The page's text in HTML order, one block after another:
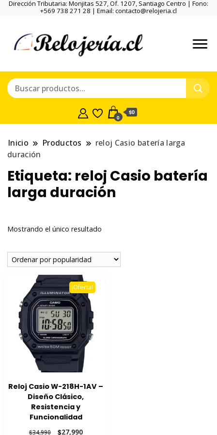
Dirección Tributaria: Monjitas 527, Of. 1207, Santiago Centro | Fono:
+569 738 271 28 | Email: contacto@relojeria.cl
0
$0
Inicio Productos
reloj Casio batería larga
duración
Etiqueta: reloj Casio batería
larga duración
Mostrando el único resultado
¡Oferta!
Reloj Casio W-218H-1AV –
Diseño Clásico,
Resistencia y
Funcionalidad
$34,990 $27,990El